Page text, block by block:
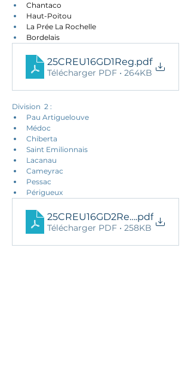
Chantaco
Haut-Poitou
La Prée La Rochelle
Bordelais
25CREU16GD1Reg.pdf
Télécharger PDF • 264KB
Division  2 :
Pau Artiguelouve
Médoc
Chiberta
Saint Emilionnais
Lacanau
Cameyrac
Pessac
Périgueux
25CREU16GD2Reg.pdf
Télécharger PDF • 258KB